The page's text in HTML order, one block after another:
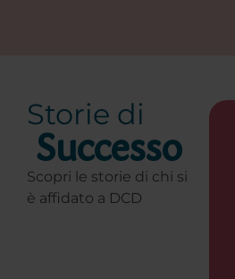
Storie di
Successo
Scopri le storie di chi si
è affidato a DCD